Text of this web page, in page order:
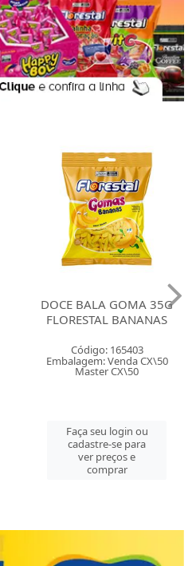
DOCE BALA GOMA 35G
FLORESTAL BANANAS
Código: 165403
Embalagem: Venda CX\50
Master CX\50
Faça seu login ou
cadastre-se para
ver preços e
comprar